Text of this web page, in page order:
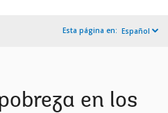
Esta página en: Español
en los